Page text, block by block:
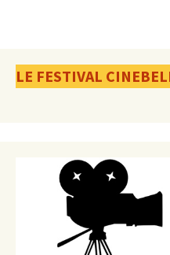
articles
LE FESTIVAL